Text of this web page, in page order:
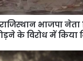
भाजपा
के विरोध में किया